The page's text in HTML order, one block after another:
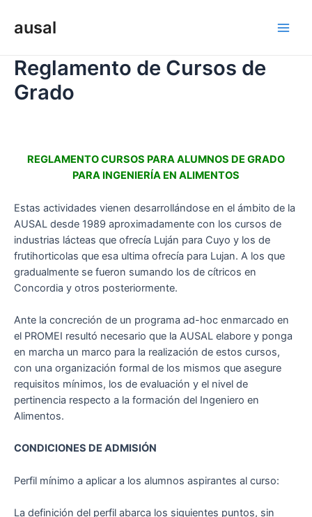
ausal
Reglamento de Cursos de
Grado
REGLAMENTO CURSOS PARA ALUMNOS DE GRADO
PARA INGENIERÍA EN ALIMENTOS
Estas actividades vienen desarrollándose en el ámbito de la
AUSAL desde 1989 aproximadamente con los cursos de
industrias lácteas que ofrecía Luján para Cuyo y los de
frutihorticolas que esa ultima ofrecía para Lujan. A los que
gradualmente se fueron sumando los de cítricos en
Concordia y otros posteriormente.
Ante la concreción de un programa ad-hoc enmarcado en
el PROMEI resultó necesario que la AUSAL elabore y ponga
en marcha un marco para la realización de estos cursos,
con una organización formal de los mismos que asegure
requisitos mínimos, los de evaluación y el nivel de
pertinencia respecto a la formación del Ingeniero en
Alimentos.
CONDICIONES DE ADMISIÓN
Perfil mínimo a aplicar a los alumnos aspirantes al curso:
La definición del perfil abarca los siguientes puntos, sin